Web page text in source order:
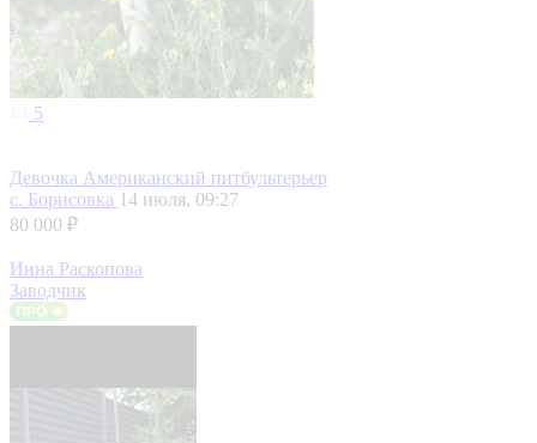
5
Девочка Американский питбультерьер
с. Борисовка 14 июля, 09:27
80 000 ₽
Инна Раскопова
Заводчик